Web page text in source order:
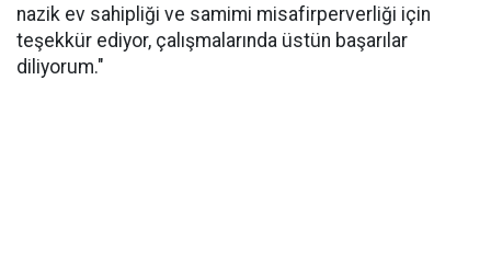
nazik ev sahipliği ve samimi misafirperverliği için
teşekkür ediyor, çalışmalarında üstün başarılar
diliyorum."